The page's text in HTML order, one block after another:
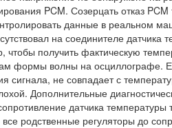
PCM. Созерцать отказ
данные в реальном
на соединителе
чтобы получить фактическую
формы волны на осциллографе.
сигнала, не совпадает с
Дополнительные
датчика
все родственные регуляторы до